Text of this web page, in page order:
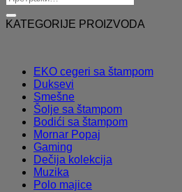
KATEGORIJE PROIZVODA
EKO cegeri sa štampom
Duksevi
Smešne
Šolje sa štampom
Bodići sa štampom
Mornar Popaj
Gaming
Dečija kolekcija
Muzika
Polo majice